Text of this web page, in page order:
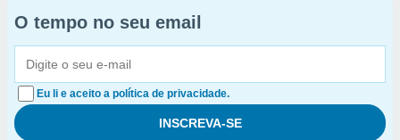
O tempo no seu email
Eu li e aceito a política de privacidade.